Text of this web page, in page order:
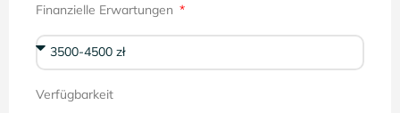
Finanzielle Erwartungen
Verfügbarkeit